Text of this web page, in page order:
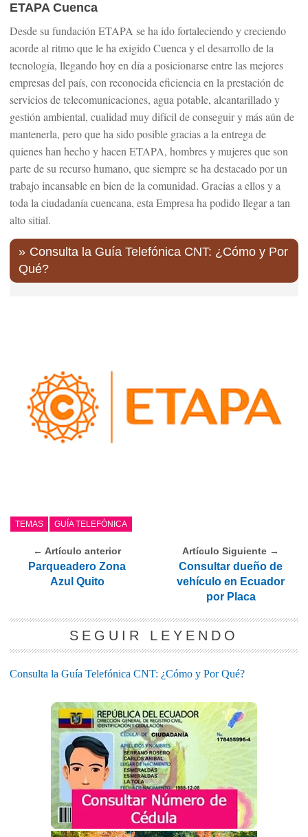
ETAPA Cuenca
Desde su fundación ETAPA se ha ido fortaleciendo y creciendo
acorde al ritmo que le ha exigido Cuenca y el desarrollo de la
tecnología, llegando hoy en día a posicionarse entre las mejores
empresas del país, con reconocida eficiencia en la prestación de
servicios de telecomunicaciones, agua potable, alcantarillado y
gestión ambiental, cualidad muy difícil de conseguir y más aún de
mantenerla, pero que ha sido posible gracias a la entrega de
quienes han hecho y hacen ETAPA, hombres y mujeres que son
parte de su recurso humano, que siempre se ha destacado por un
trabajo incansable en bien de la comunidad. Gracias a ellos y a
toda la ciudadanía cuencana, esta Empresa ha podido llegar a tan
alto sitial.
Consulta la Guía Telefónica CNT: ¿Cómo y Por
Qué?
TEMAS GUÍA TELEFÓNICA
← Artículo anterior
Parqueadero Zona
Azul Quito
Artículo Siguiente →
Consultar dueño de
vehículo en Ecuador
por Placa
SEGUIR LEYENDO
Consulta la Guía Telefónica CNT: ¿Cómo y Por Qué?